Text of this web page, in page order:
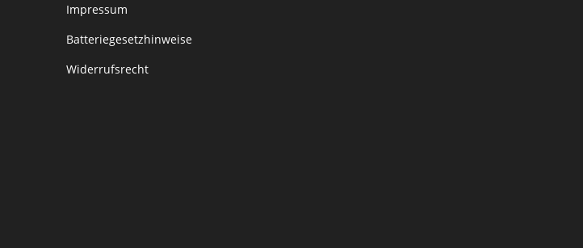
Impressum
Batteriegesetzhinweise
Widerrufsrecht